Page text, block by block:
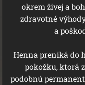
okrem živej a
zdravotné
a
Henna preniká do
pokožku, ktorá
podobnú